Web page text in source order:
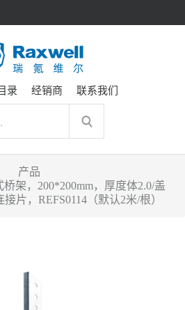
录 经销商 联系我们
产品
架，200*200mm，厚度体2.0/盖
片，REFS0114（默认2米/根）